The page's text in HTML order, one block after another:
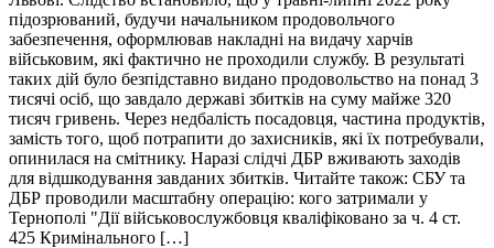
підозрюваний, будучи начальником продовольчого
забезпечення, оформлював накладні на видачу харчів
військовим, які фактично не проходили службу. В результаті
таких дій було безпідставно видано продовольство на понад 3
тисячі осіб, що завдало державі збитків на суму майже 320
тисяч гривень. Через недбалість посадовця, частина продуктів,
замість того, щоб потрапити до захисників, які їх потребували,
опинилася на смітнику. Наразі слідчі ДБР вживають заходів
для відшкодування завданих збитків. Читайте також: СБУ та
ДБР проводили масштабну операцію: кого затримали у
Тернополі "Дії військовослужбовця кваліфіковано за ч. 4 ст.
425 Кримінального […]